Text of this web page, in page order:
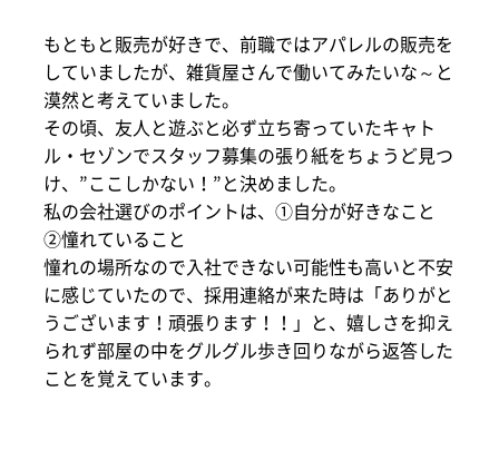
もともと販売が好きで、前職ではアパレルの販売を
していましたが、雑貨屋さんで働いてみたいな～と
漠然と考えていました。
その頃、友人と遊ぶと必ず立ち寄っていたキャト
ル・セゾンでスタッフ募集の張り紙をちょうど見つ
け、”ここしかない！”と決めました。
私の会社選びのポイントは、①自分が好きなこと
②憧れていること
憧れの場所なので入社できない可能性も高いと不安
に感じていたので、採用連絡が来た時は「ありがと
うございます！頑張ります！！」と、嬉しさを抑え
られず部屋の中をグルグル歩き回りながら返答した
ことを覚えています。